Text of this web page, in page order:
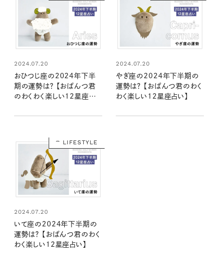
2024.07.20
おひつじ座の2024年下半
期の運勢は？ 【おぱんつ君
のわくわく楽しい12星座占
2024.07.20
やぎ座の2024年下半期の
運勢は？ 【おぱんつ君のわく
わく楽しい12星座占い】
LIFESTYLE
2024.07.20
いて座の2024年下半期の
運勢は？ 【おぱんつ君のわく
わく楽しい12星座占い】